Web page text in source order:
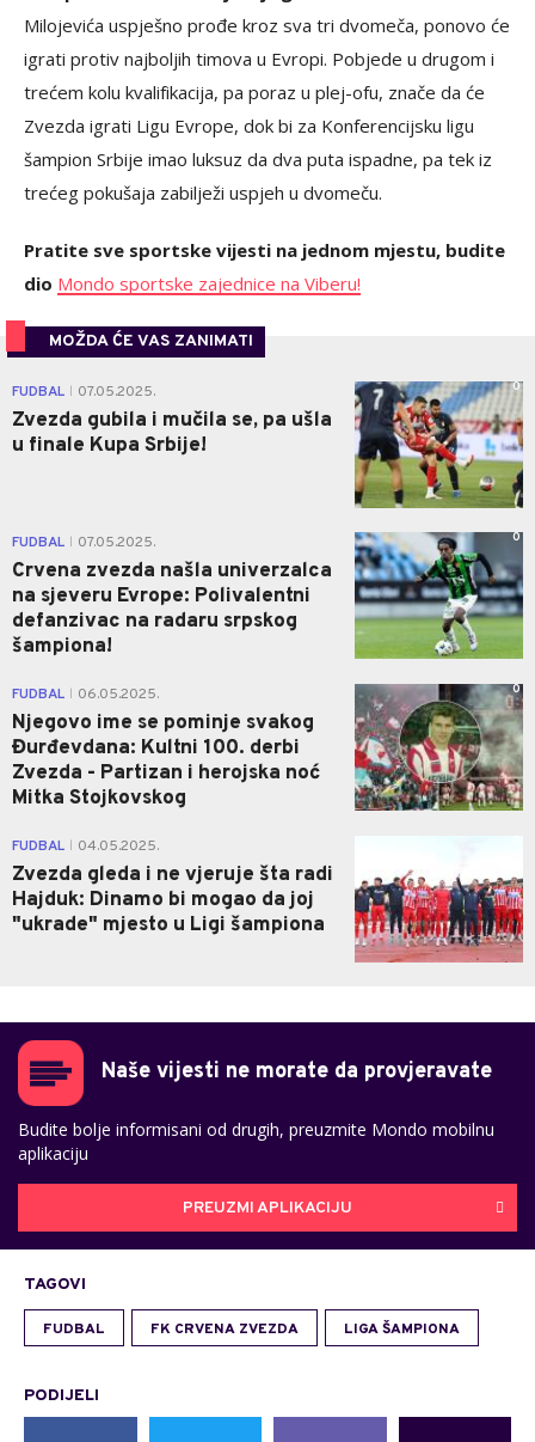
Milojevića uspješno prođe kroz sva tri dvomeča, ponovo će
igrati protiv najboljih timova u Evropi. Pobjede u drugom i
trećem kolu kvalifikacija, pa poraz u plej-ofu, znače da će
Zvezda igrati Ligu Evrope, dok bi za Konferencijsku ligu
šampion Srbije imao luksuz da dva puta ispadne, pa tek iz
trećeg pokušaja zabilježi uspjeh u dvomeču.
Pratite sve sportske vijesti na jednom mjestu, budite
dio Mondo sportske zajednice na Viberu!
MOŽDA ĆE VAS ZANIMATI
FUDBAL 07.05.2025.
Zvezda gubila i mučila se, pa ušla
u finale Kupa Srbije!
0
FUDBAL 07.05.2025.
Crvena zvezda našla univerzalca
na sjeveru Evrope: Polivalentni
defanzivac na radaru srpskog
šampiona!
0
FUDBAL 06.05.2025.
Njegovo ime se pominje svakog
Đurđevdana: Kultni 100. derbi
Zvezda - Partizan i herojska noć
Mitka Stojkovskog
0
FUDBAL 04.05.2025.
Zvezda gleda i ne vjeruje šta radi
Hajduk: Dinamo bi mogao da joj
"ukrade" mjesto u Ligi šampiona
Naše vijesti ne morate da provjeravate
Budite bolje informisani od drugih, preuzmite Mondo mobilnu
aplikaciju
PREUZMI APLIKACIJU
TAGOVI
FUDBAL FK CRVENA ZVEZDA LIGA ŠAMPIONA
PODIJELI